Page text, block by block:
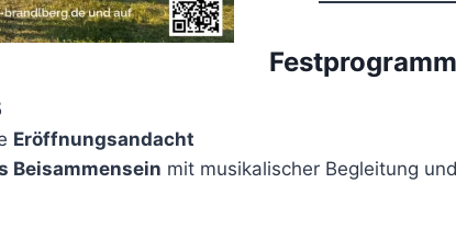
Eröffnungsandacht
Beisammensein mit musikalischer Begleitung